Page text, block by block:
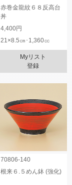
赤巻金龍紋６８反高台
丼
4,400円
21×8.5㎝･1,360㏄
Myリスト
登録
70806-140
根来６.５めん鉢 (強化)